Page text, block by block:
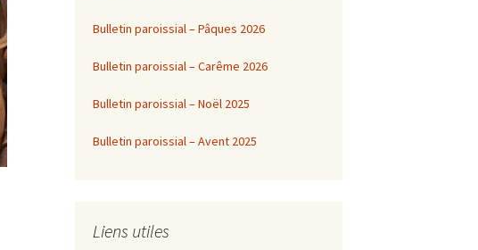
Bulletin paroissial – Pâques 2026
Bulletin paroissial – Carême 2026
Bulletin paroissial – Noël 2025
Bulletin paroissial – Avent 2025
Liens utiles